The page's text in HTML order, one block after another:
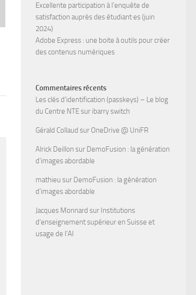
Excellente participation à l’enquête de
satisfaction auprès des étudiant·es (juin
2024)
Adobe Express : une boite à outils pour créer
des contenus numériques
Commentaires récents
Les clés d’identification (passkeys) – Le blog
du Centre NTEsur ibarry switch
Gérald Collaud sur OneDrive @ UniFR
Alrick Deillon sur DemoFusion : la génération
d’images abordable
mathieu sur DemoFusion : la génération
d’images abordable
Jacques Monnard sur Institutions
d’enseignement supérieur en Suisse et
usage de l’AI